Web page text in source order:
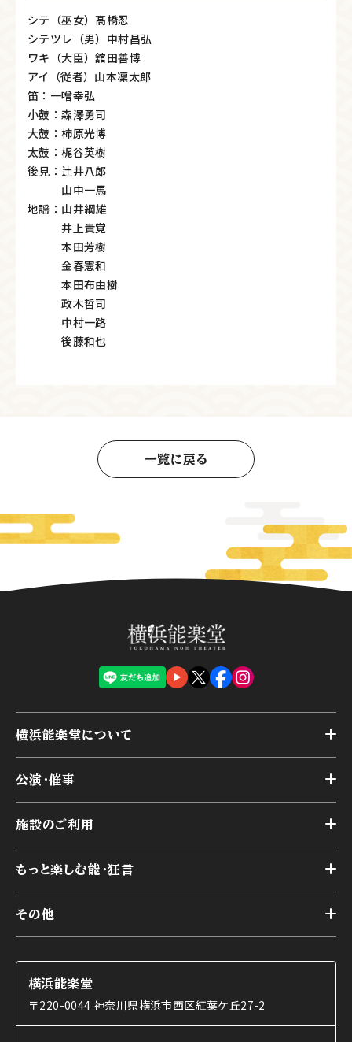
シテ（巫女）髙橋忍
シテツレ（男）中村昌弘
ワキ（大臣）舘田善博
アイ（従者）山本凜太郎
笛：一噌幸弘
小鼓：森澤勇司
大鼓：柿原光博
太鼓：梶谷英樹
後見：辻井八郎
山中一馬
地謡：山井綱雄
井上貴覚
本田芳樹
金春憲和
本田布由樹
政木哲司
中村一路
後藤和也
一覧に戻る
横浜能楽堂について
横浜能楽堂が取り組んだ事業
能舞台の歴史と特徴
様々なお客様に向けて
本舞台座席
交通アクセス
公演・催事
アーカイブ
施設のご利用
第二舞台
研修室
楽屋
ご利用の流れ
利用料金表
もっと楽しむ能・狂言
能舞台と演じ手
使用する道具
能・狂言の曲目説明
その他
コラム
OTABISHO
横浜能楽堂
〒220-0044 神奈川県横浜市西区紅葉ケ丘27-2